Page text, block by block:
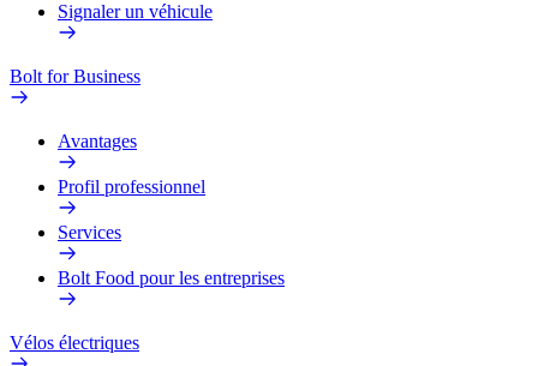
Signaler un véhicule
Bolt for Business
Avantages
Profil professionnel
Services
Bolt Food pour les entreprises
Vélos électriques